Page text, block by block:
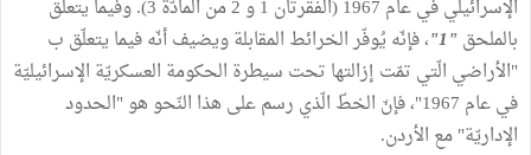
الإسرائيلي في عام 1967 (الفقرتان 1 و 2 من المادّة 3). وفيما يتعلّق
بالملحق"1"
، فإنّه يُوفّر الخرائط المقابلة ويضيف أنّه فيما يتعلّق ب
"الأراضي الّتي تمّت إزالتها تحت سيطرة الحكومة العسكريّة الإسرائيليّة
في عام 1967"، فإنّ الخطّ الّذي رسم على هذا النّحو هو "الحدود
الإداريّة" مع الأردن.